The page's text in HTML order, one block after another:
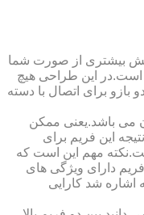
بیشتری از صورت شما
است.در این طراحی هیچ
بازو برای اتصال با دسته
می باشد.یعنی ممکن
این فریم برای
مهم این است که
دارای ویژگی های
شد کارایی